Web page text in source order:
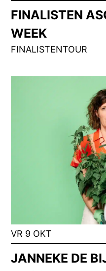
FINALISTEN
WEEK
FINALISTENTOUR
VR 9 OKT
JANNEKE DE